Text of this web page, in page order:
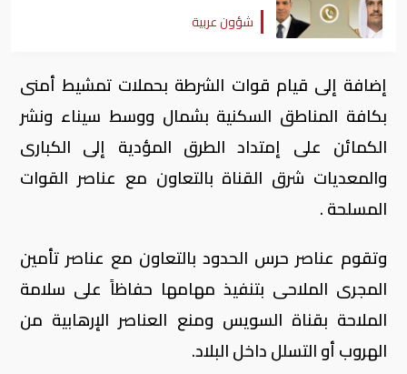
شؤون عربية
إضافة إلى قيام قوات الشرطة بحملات تمشيط أمنى
بكافة المناطق السكنية بشمال ووسط سيناء ونشر
الكمائن على إمتداد الطرق المؤدية إلى الكبارى
والمعديات شرق القناة بالتعاون مع عناصر القوات
المسلحة .
وتقوم عناصر حرس الحدود بالتعاون مع عناصر تأمين
المجرى الملاحى بتنفيذ مهامها حفاظاً على سلامة
الملاحة بقناة السويس ومنع العناصر الإرهابية من
الهروب أو التسلل داخل البلاد.